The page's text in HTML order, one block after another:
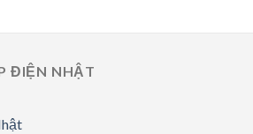
ĐIỆN NHẬT